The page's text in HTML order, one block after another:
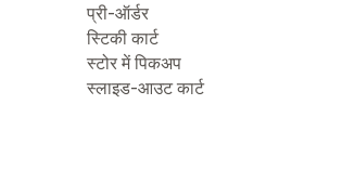
प्री-ऑर्डर
स्टिकी कार्ट
स्टोर में पिकअप
स्लाइड-आउट कार्ट